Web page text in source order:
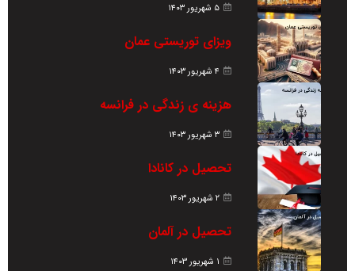
۵ شهریور ۱۴۰۳
ویزای توریستی عمان
۴ شهریور ۱۴۰۳
هزینه ی زندگی در فرانسه
۳ شهریور ۱۴۰۳
تحصیل در کانادا
۲ شهریور ۱۴۰۳
تحصیل در آلمان
۱ شهریور ۱۴۰۳